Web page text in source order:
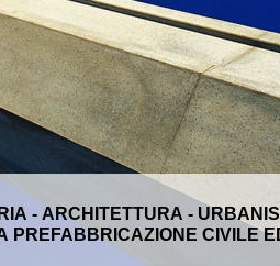
- ARCHITETTURA -
PREFABBRICAZIONE CIVILE